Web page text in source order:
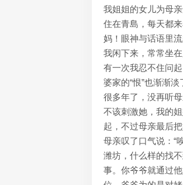
我姐姐的女儿为母
住在青島，每天都
妈！眼神与话语里流
我闲下来，常常坐
有一次我忍不住问
婆家的“恨”也渐渐淡
很多年了，没再听
不该刺激她，我的
起，不过母亲最后
母亲叹了口气说：“
潍坊，什么样的找
事。你爷爷就通过